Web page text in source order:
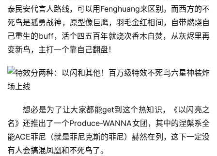
泰民安代言人路线，可以用Fenghuang来区别。而西方的不
死鸟是孤勇战神，原型像巨鹰，羽毛金红相间，自带燃烧自
己重生的buff，活个四五百年就烧次香木自焚，从灰烬里再
变新鸟，主打一个靠自己翻盘！
想必是为了让大家都能get到这个热知识，《以闪亮之
名》还推出了一个Produce-WANNA女团，其中的涅槃系全
能ACE菲尼（就是菲尼克斯的菲尼）赫然在列，这下一定没
有人会搞混凤凰和不死鸟了。